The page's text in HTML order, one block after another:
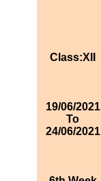
Class:XII
19/06/2021
To
24/06/2021